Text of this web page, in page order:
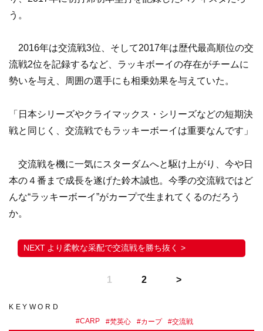
う。
2016年は交流戦3位、そして2017年は歴代最高順位の交
流戦2位を記録するなど、ラッキボーイの存在がチームに
勢いを与え、周囲の選手にも相乗効果を与えていた。
「日本シリーズやクライマックス・シリーズなどの短期決
戦と同じく、交流戦でもラッキーボーイは重要なんです」
交流戦を機に一気にスターダムへと駆け上がり、今や日
本の４番まで成長を遂げた鈴木誠也。今季の交流戦ではど
んな“ラッキーボーイ”がカープで生まれてくるのだろう
か。
より柔軟な采配で交流戦を勝ち抜く >
1 2
KEYWORD
#CARP #梵英心 #カープ #交流戦